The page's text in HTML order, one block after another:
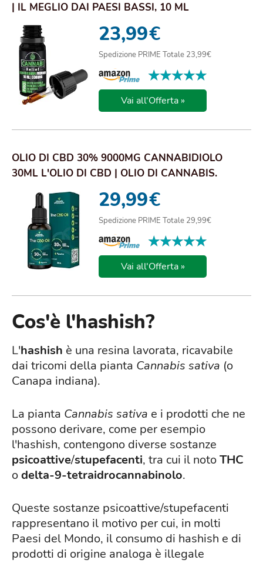
| IL MEGLIO DAI PAESI BASSI, 10 ML
23,99€
Spedizione PRIME Totale 23,99€
★★★★★
★★★★★
Vai all'Offerta »
OLIO DI CBD 30% 9000MG CANNABIDIOLO
30ML L'OLIO DI CBD | OLIO DI CANNABIS.
FORMULATO CO... 29,99€
Spedizione PRIME Totale 29,99€
★★★★★
★★★★★
Vai all'Offerta »
Cos'è l'hashish?
L'hashish è una resina lavorata, ricavabile
dai tricomi della pianta Cannabis sativa (o
Canapa indiana).
La pianta Cannabis sativa e i prodotti che ne
possono derivare, come per esempio
l'hashish, contengono diverse sostanze
psicoattive/stupefacenti, tra cui il notoTHC
odelta-9-tetraidrocannabinolo.
Queste sostanze psicoattive/stupefacenti
rappresentano il motivo per cui, in molti
Paesi del Mondo, il consumo di hashish e di
prodotti di origine analoga è illegale